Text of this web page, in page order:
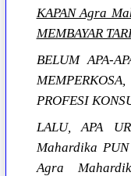
KAPAN Agra
MEMBAYAR
BELUM APA-
PROFESI
LALU, APA
Mahardika PUN
Agra